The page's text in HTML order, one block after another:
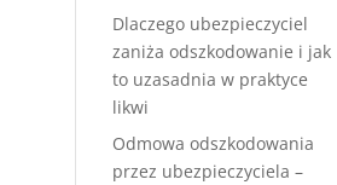
Dlaczego ubezpieczyciel
zaniża odszkodowanie i jak
to uzasadnia w praktyce
likwi
Odmowa odszkodowania
przez ubezpieczyciela –